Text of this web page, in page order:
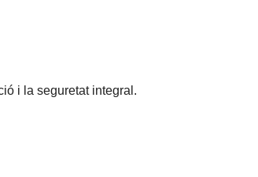
i la seguretat integral.